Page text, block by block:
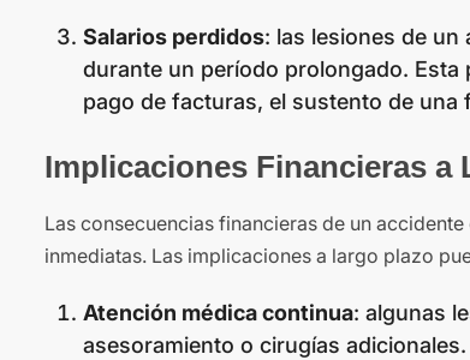
Salarios perdidos: las lesiones de un
durante un período prolongado.
pago de facturas, el sustento de una
Implicaciones Financieras a
Las consecuencias financieras de un
inmediatas. Las implicaciones a largo plazo
Atención médica continua: algunas
asesoramiento o cirugías